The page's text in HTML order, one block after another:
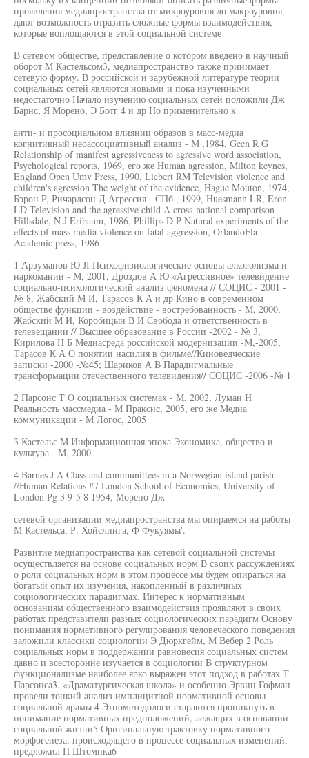
проявления медиапространства от микроуровня до макроуровня,
дают возможность отразить сложные формы взаимодействия,
которые воплощаются в этой социальной системе
В сетевом обществе, представление о котором введено в научный
оборот М Кастельсом3, медиапространство также принимает
сетевую форму. В российской и зарубежной литературе теории
социальных сетей являются новыми и пока изученными
недостаточно Начало изучению социальных сетей положили Дж
Барнс, Я Морено, Э Ботг 4 и др Но применительно к
анти- и просоциальном влиянии образов в масс-медиа
когнитивный неоассоциативный анализ - М ,1984, Geen R G
Relationship of manifest agressiveness to agressive word association,
Psychological reports, 1969, его же Human agression, Milton keynes,
England Open Umv Press, 1990, Liebert RM Television violence and
children's agression The weight of the evidence, Hague Mouton, 1974,
Бэрон P, Ричардсон Д Агрессия - СПб , 1999, Huesmann LR, Eron
LD Television and the agressive child A cross-national comparison -
Hillsdale, N J Eribaum, 1986, Phillips D P Natural experiments of the
effects of mass media violence on fatal aggression, OrlandoFla
Academic press, 1986
1 Арзуманов Ю JI Психофизиологические основы алкоголизма и
наркомании - М, 2001, Дроздов А Ю «Агрессивное» телевидение
социально-психологический анализ феномена // СОЦИС - 2001 -
№ 8, Жабский М И, Тарасов К А и др Кино в современном
обществе функции - воздействие - востребованность - М, 2000,
Жабский М И, Коробицын В И Свобода и ответственность в
телевещании // Высшее образование в России -2002 - № 3,
Кирилова Н Б Медиасреда российской модернизации -М,-2005,
Тарасов К А О понятии насилия в фильме//Киноведческие
записки -2000 -№45; Шариков А В Парадигмальные
трансформации отечественного телевидения// СОЦИС -2006 -№ 1
2 Парсонс Т О социальных системах - М, 2002, Луман Н
Реальность массмедиа - М Праксис, 2005, его же Медиа
коммуникации - М Логос, 2005
3 Кастельс М Информационная эпоха Экономика, общество и
культура - М, 2000
4 Barnes J A Class and communittees m a Norwegian island parish
//Human Relations #7 London School of Economics, University of
London Pg 3 9-5 8 1954, Морено Дж
сетевой организации медиапространства мы опираемся на работы
М Кастельса, Р. Хойслинга, Ф Фукуямы'.
Развитие медиапространства как сетевой социальной системы
осуществляется на основе социальных норм В своих рассуждениях
о роли социальных норм в этом процессе мы будем опираться на
богатый опыт их изучения, накопленный в различных
социологических парадигмах. Интерес к нормативным
основаниям общественного взаимодействия проявляют в своих
работах представители разных социологических парадигм Основу
понимания нормативного регулирования человеческого поведения
заложили классики социологии Э Дюркгейм, М Вебер 2 Роль
социальных норм в поддержании равновесия социальных систем
давно и всесторонне изучается в социологии В структурном
функционализме наиболее ярко выражен этот подход в работах Т
Парсонса3. «Драматургическая школа» и особенно Эрвин Гофман
провели тонкий анализ имплицитной нормативной основы
социальной драмы 4 Этнометодологи стараются проникнуть в
понимание нормативных предположений, лежащих в основании
социальной жизни5 Оригинальную трактовку нормативного
морфогенеза, происходящего в процессе социальных изменений,
предложил П Штомпка6